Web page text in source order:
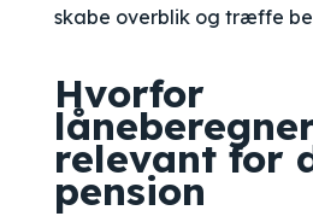
skabe overblik og træffe
Hvorfor
relevant for
pension